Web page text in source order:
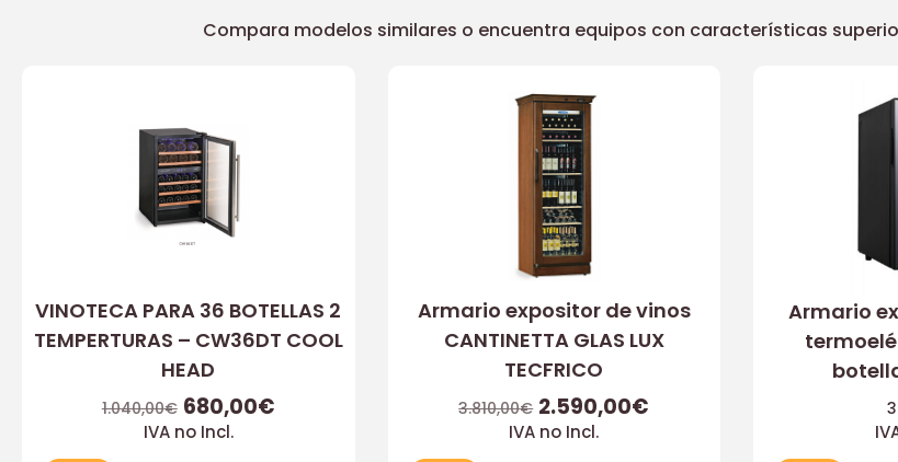
Compara modelos similares o encuentra equipos con características
VINOTECA PARA 36 BOTELLAS 2
TEMPERTURAS – CW36DT COOL
HEAD
1.040,00€ 680,00€
IVA no Incl.
Armario expositor de vinos
CANTINETTA GLAS LUX
TECFRICO
3.810,00€ 2.590,00€
IVA no Incl.
Armario